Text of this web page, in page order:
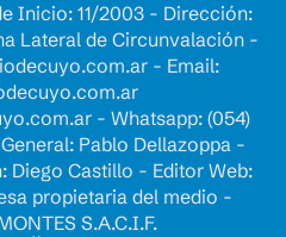
Inicio: 11/2003 - Dirección:
Lateral de Circunvalación -
- Email:
- Whatsapp: (054)
Pablo Dellazoppa -
Diego Castillo - Editor Web:
propietaria del medio -
S.A.C.I.F.